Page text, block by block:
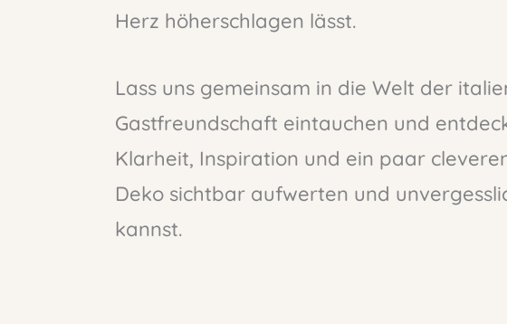
Herz höherschlagen lässt.
Lass uns gemeinsam in die Welt der
Gastfreundschaft eintauchen und
Klarheit, Inspiration und ein paar
Deko sichtbar aufwerten und
kannst.